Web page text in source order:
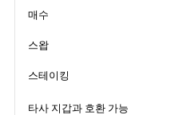
하드웨어 지갑
번들 및 팩
액세서리
매수
스왑
스테이킹
타사 지갑과 호환 가능